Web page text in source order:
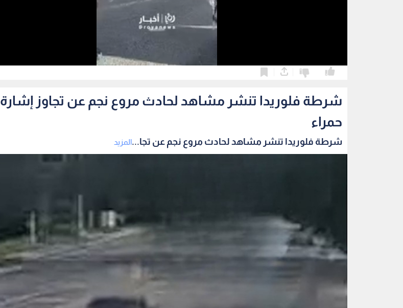
شرطة فلوريدا تنشر مشاهد لحادث مروع نجم عن تجاوز إشارة
حمراء
شرطة فلوريدا تنشر مشاهد لحادث مروع نجم عن تجا...المزيد